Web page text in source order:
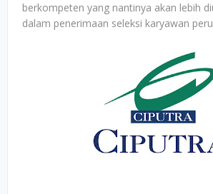
berkompeten yang nantinya akan lebih
dalam penerimaan seleksi karyawan